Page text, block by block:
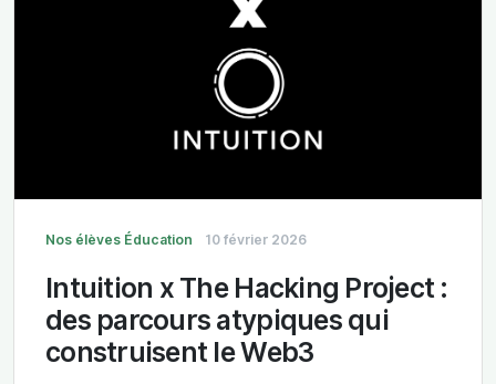
Nos élèves Éducation 10 février 2026
Intuition x The Hacking Project :
des parcours atypiques qui
construisent le Web3